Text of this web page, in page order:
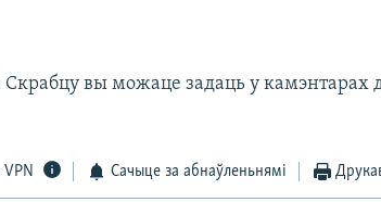
вы можаце задаць у камэнтарах
VPN Сачыце за абнаўленьнямі